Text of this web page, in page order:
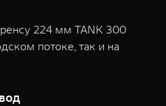
224 мм TANK 300
потоке, так и на